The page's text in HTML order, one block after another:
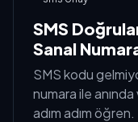
SMS
Sanal
SMS kodu
numara ile
adım adım öğren.